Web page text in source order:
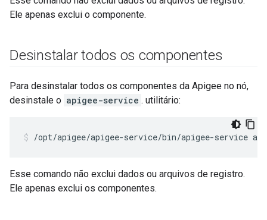
Ele apenas exclui o componente.
Desinstalar todos os componentes
Para desinstalar todos os componentes da Apigee no nó,
desinstale o apigee-service . utilitário:
/opt/apigee/apigee-service/bin/apigee-service
Esse comando não exclui dados ou arquivos de registro.
Ele apenas exclui os componentes.